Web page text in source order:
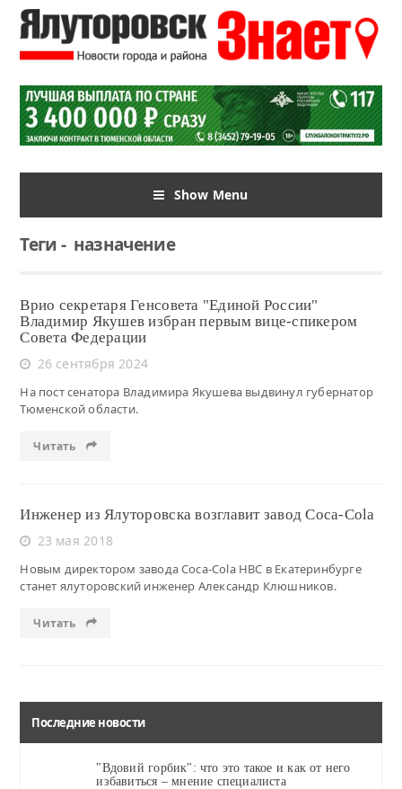
Show Menu
Теги-назначение
Врио секретаря Генсовета "Единой России"
Владимир Якушев избран первым вице-спикером
Совета Федерации
26 сентября 2024
На пост сенатора Владимира Якушева выдвинул губернатор
Тюменской области.
Читать
Инженер из Ялуторовска возглавит завод Coca-Cola
23 мая 2018
Новым директором завода Coca-Cola HBC в Екатеринбурге
станет ялуторовский инженер Александр Клюшников.
Читать
Последние новости
"Вдовий горбик": что это такое и как от него
избавиться – мнение специалиста